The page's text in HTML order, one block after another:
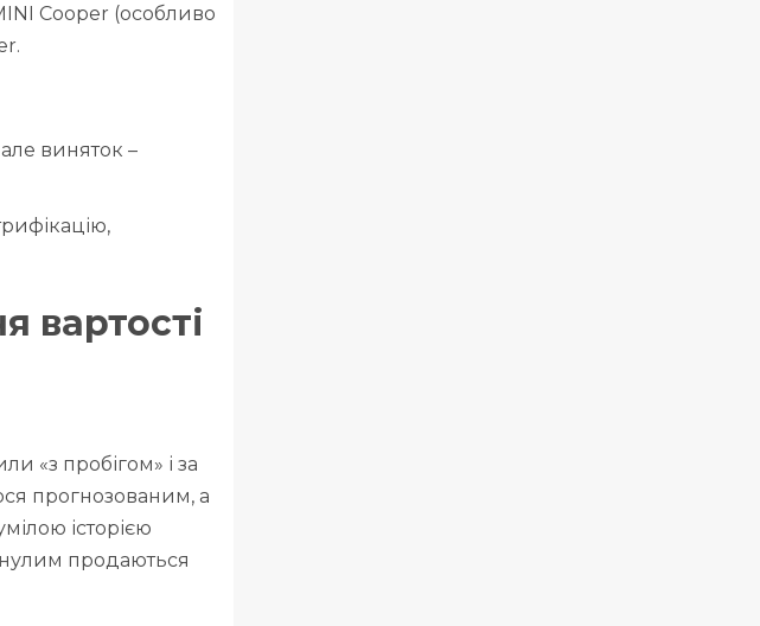
Cooper (особливо
виняток –
вартості
«з пробігом» і за
прогнозованим, а
історією
продаються